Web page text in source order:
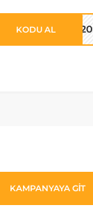
KODU AL OL20
KAMPANYAYA GİT